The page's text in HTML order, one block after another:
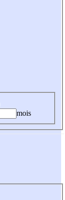
mois